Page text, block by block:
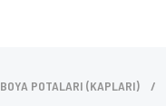
BOYA POTALARI (KAPLARI)